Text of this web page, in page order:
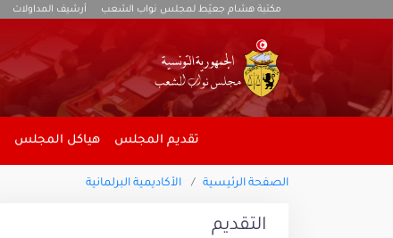
مكتبة هشام جعيّط لمجلس نواب الشعب أرشيف المداولات
تقديم المجلس هياكل المجلس
الصفحة الرئيسية الأكاديمية البرلمانية
التقديم